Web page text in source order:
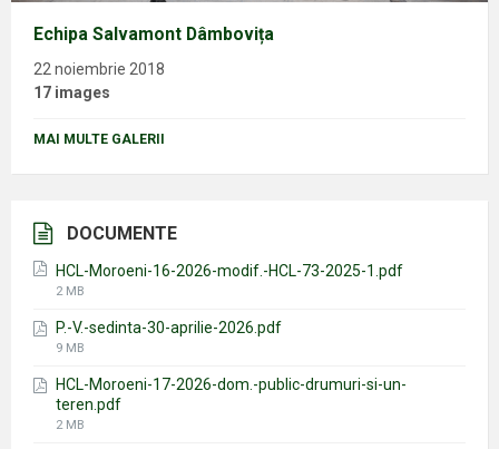
Echipa Salvamont Dâmbovița
22 noiembrie 2018
17 images
MAI MULTE GALERII
DOCUMENTE
HCL-Moroeni-16-2026-modif.-HCL-73-2025-1.pdf
File
2 MB
P.-V.-sedinta-30-aprilie-2026.pdf
File
9 MB
HCL-Moroeni-17-2026-dom.-public-drumuri-si-un-
teren.pdf
File
2 MB